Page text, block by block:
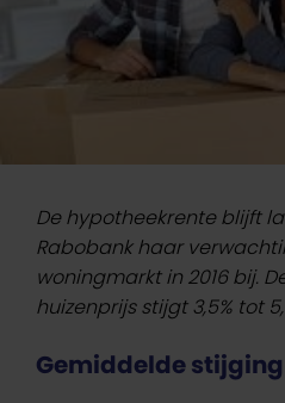
De hypotheekrente blijft
Rabobank haar
woningmarkt in 2016 bij.
huizenprijs stijgt 3,5% tot
Gemiddelde